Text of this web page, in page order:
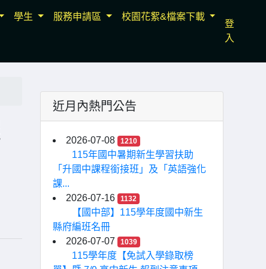
學生 服務申請區 校園花絮&檔案下載
登
入
近月內熱門公告
2026-07-08 1210
115年國中暑期新生學習扶助
「升國中課程銜接班」及「英語強化
課...
2026-07-16
1132
【國中部】115學年度國中新生
縣府編班名冊
2026-07-07
1039
115學年度【免試入學錄取榜